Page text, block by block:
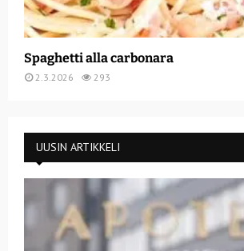
Spaghetti alla carbonara
2.3.2026 293
UUSIN ARTIKKELI